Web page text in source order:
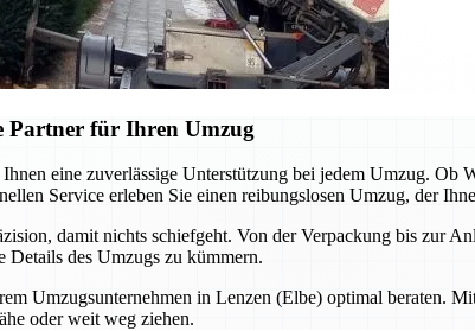
Partner für Ihren Umzug
eine zuverlässige Unterstützung bei jedem Umzug. Ob
Service erleben Sie einen reibungslosen Umzug, der
damit nichts schiefgeht. Von der Verpackung bis zur
Details des Umzugs zu kümmern.
Umzugsunternehmen in Lenzen (Elbe) optimal beraten.
oder weit weg ziehen.